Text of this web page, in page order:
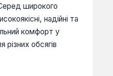
широкого
надійні та
комфорт у
обсягів